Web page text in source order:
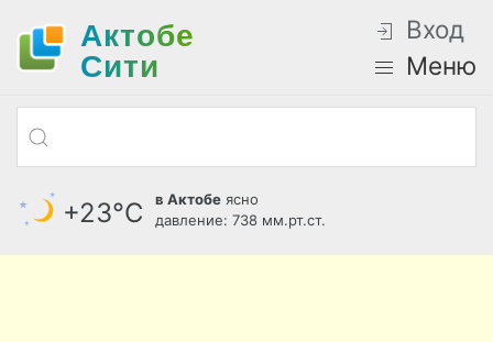
Актобе
Cити
Вход
Меню
+23°С в Актобе ясно
давление: 738 мм.рт.ст.